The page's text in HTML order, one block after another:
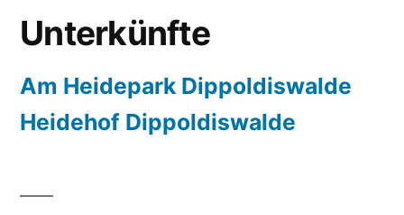
Unterkünfte
Am Heidepark Dippoldiswalde
Heidehof Dippoldiswalde